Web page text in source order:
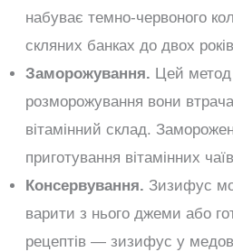
набуває темно-червоного
скляних банках до двох
Заморожування. Цей метод
розморожування вони
вітамінний склад.
приготування вітамінних
Консервування. Зизифус
варити з нього джеми або
рецептів — зизифус у